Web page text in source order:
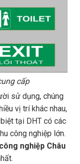
cấp
sử dụng, chúng
vị trí khác nhau,
tại DHT có các
công nghiệp lớn.
nghiệp Châu